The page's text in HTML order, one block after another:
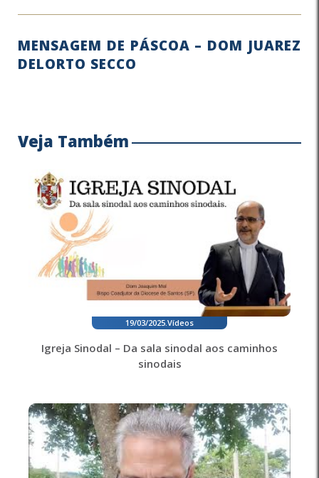
MENSAGEM DE PÁSCOA – DOM JUAREZ
DELORTO SECCO
Veja Também
19/03/2025 Vídeos
Igreja Sinodal – Da sala sinodal aos caminhos
sinodais